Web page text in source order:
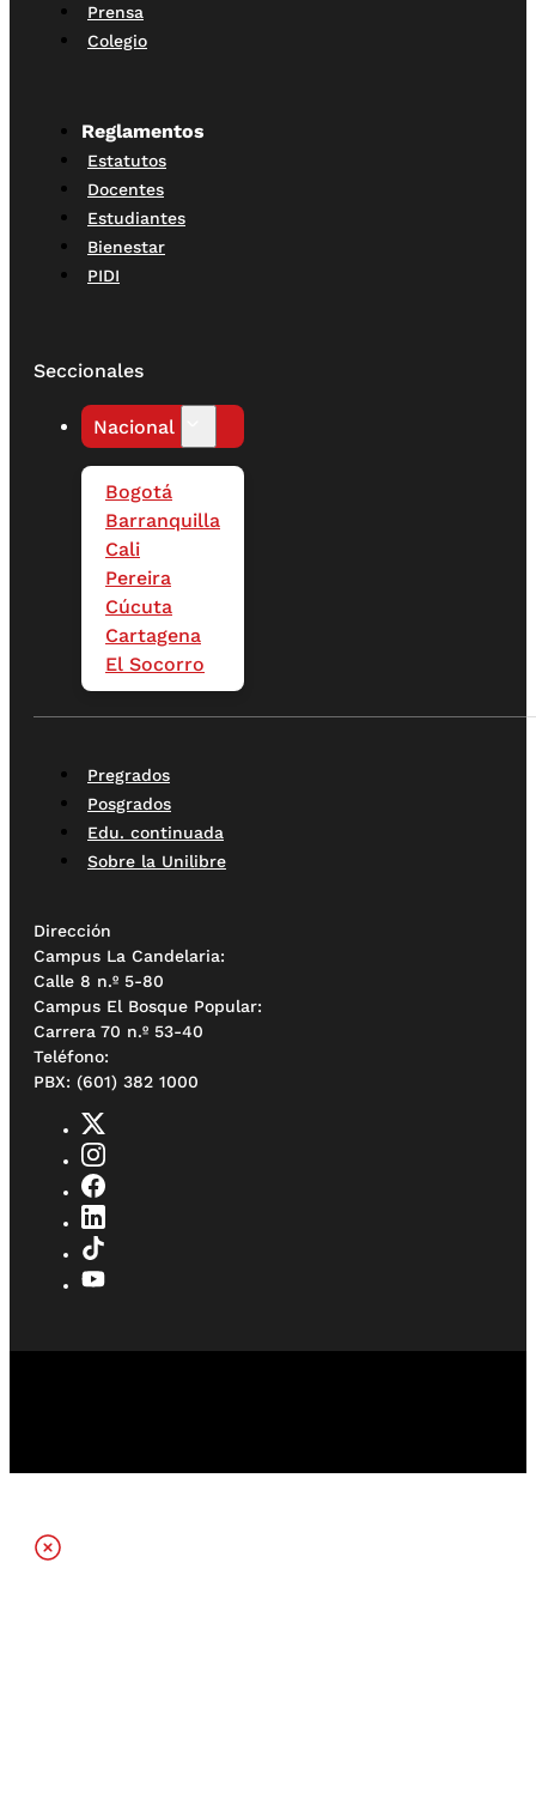
Prensa
Colegio
Reglamentos
Estatutos
Docentes
Estudiantes
Bienestar
PIDI
Seccionales
Nacional
Bogotá
Barranquilla
Cali
Pereira
Cúcuta
Cartagena
El Socorro
Pregrados
Posgrados
Edu. continuada
Sobre la Unilibre
Dirección
Campus La Candelaria:
Calle 8 n.º 5-80
Campus El Bosque Popular:
Carrera 70 n.º 53-40
Teléfono:
PBX: (601) 382 1000